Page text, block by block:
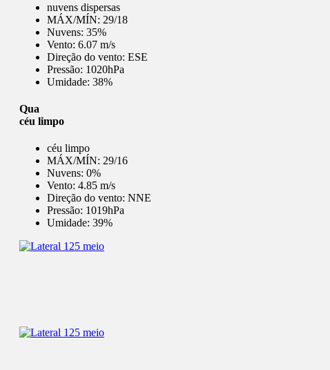
nuvens dispersas
MÁX/MÍN: 29/18
Nuvens: 35%
Vento: 6.07 m/s
Direção do vento: ESE
Pressão: 1020hPa
Umidade: 38%
Qua
céu limpo
céu limpo
MÁX/MÍN: 29/16
Nuvens: 0%
Vento: 4.85 m/s
Direção do vento: NNE
Pressão: 1019hPa
Umidade: 39%